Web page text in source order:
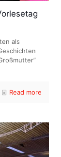
als
Read more